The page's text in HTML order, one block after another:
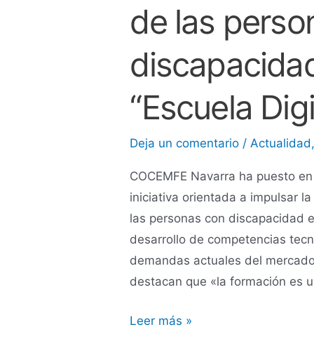
de las
“Escuela
Deja un comentario /Actualidad,
COCEMFE Navarra ha puesto
iniciativa orientada a impulsar
las personas con discapacidad
desarrollo de competencias
demandas actuales del
destacan que «la formación es
Leer más »